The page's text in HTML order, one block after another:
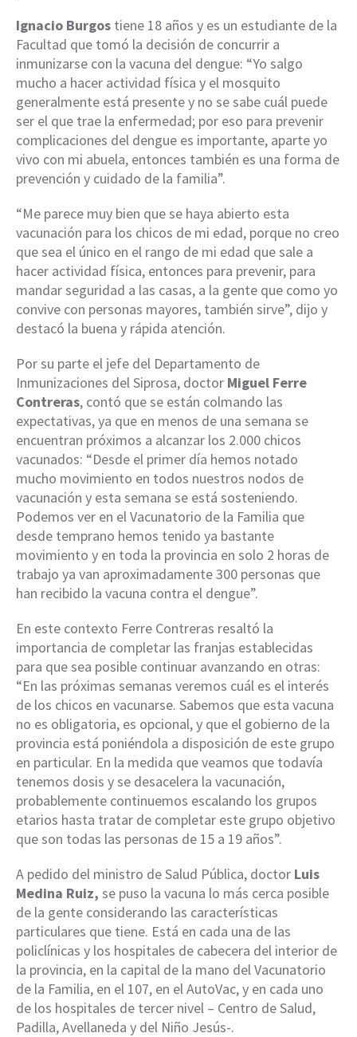
Ignacio Burgos tiene 18 años y es un estudiante de la
Facultad que tomó la decisión de concurrir a
inmunizarse con la vacuna del dengue: “Yo salgo
mucho a hacer actividad física y el mosquito
generalmente está presente y no se sabe cuál puede
ser el que trae la enfermedad; por eso para prevenir
complicaciones del dengue es importante, aparte yo
vivo con mi abuela, entonces también es una forma de
prevención y cuidado de la familia”.
“Me parece muy bien que se haya abierto esta
vacunación para los chicos de mi edad, porque no creo
que sea el único en el rango de mi edad que sale a
hacer actividad física, entonces para prevenir, para
mandar seguridad a las casas, a la gente que como yo
convive con personas mayores, también sirve”, dijo y
destacó la buena y rápida atención.
Por su parte el jefe del Departamento de
Inmunizaciones del Siprosa, doctor Miguel Ferre
Contreras, contó que se están colmando las
expectativas, ya que en menos de una semana se
encuentran próximos a alcanzar los 2.000 chicos
vacunados: “Desde el primer día hemos notado
mucho movimiento en todos nuestros nodos de
vacunación y esta semana se está sosteniendo.
Podemos ver en el Vacunatorio de la Familia que
desde temprano hemos tenido ya bastante
movimiento y en toda la provincia en solo 2 horas de
trabajo ya van aproximadamente 300 personas que
han recibido la vacuna contra el dengue”.
En este contexto Ferre Contreras resaltó la
importancia de completar las franjas establecidas
para que sea posible continuar avanzando en otras:
“En las próximas semanas veremos cuál es el interés
de los chicos en vacunarse. Sabemos que esta vacuna
no es obligatoria, es opcional, y que el gobierno de la
provincia está poniéndola a disposición de este grupo
en particular. En la medida que veamos que todavía
tenemos dosis y se desacelera la vacunación,
probablemente continuemos escalando los grupos
etarios hasta tratar de completar este grupo objetivo
que son todas las personas de 15 a 19 años”.
A pedido del ministro de Salud Pública, doctor Luis
Medina Ruiz, se puso la vacuna lo más cerca posible
de la gente considerando las características
particulares que tiene. Está en cada una de las
policlínicas y los hospitales de cabecera del interior de
la provincia, en la capital de la mano del Vacunatorio
de la Familia, en el 107, en el AutoVac, y en cada uno
de los hospitales de tercer nivel – Centro de Salud,
Padilla, Avellaneda y del Niño Jesús-.